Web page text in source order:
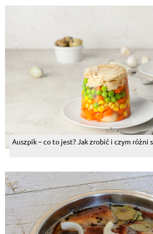
Auszpik – co to jest? Jak zrobić i czym różni